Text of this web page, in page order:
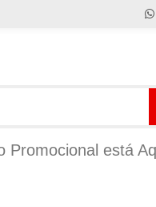
Promocional está